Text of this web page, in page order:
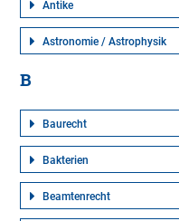
Antike
Astronomie / Astrophysik
B
Baurecht
Bakterien
Beamtenrecht